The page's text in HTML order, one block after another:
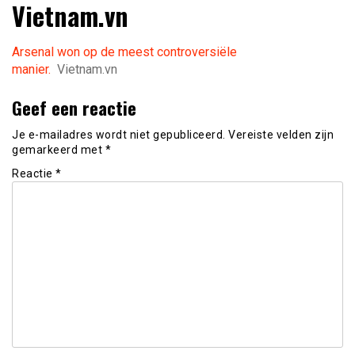
Vietnam.vn
Arsenal won op de meest controversiële
manier. Vietnam.vn
Geef een reactie
Je e-mailadres wordt niet gepubliceerd. Vereiste velden zijn
gemarkeerd met *
Reactie *